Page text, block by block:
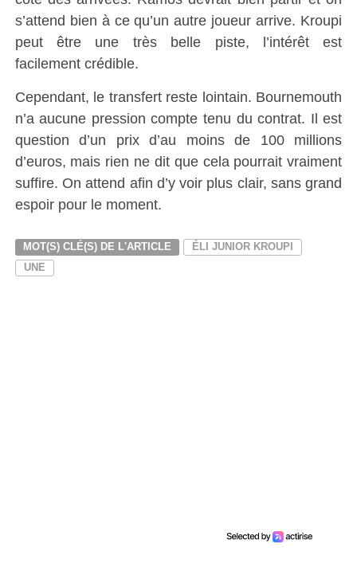
s’attend bien à ce qu’un autre joueur arrive. Kroupi
peut être une très belle piste, l’intérêt est
facilement crédible.
Cependant, le transfert reste lointain. Bournemouth
n’a aucune pression compte tenu du contrat. Il est
question d’un prix d’au moins de 100 millions
d’euros, mais rien ne dit que cela pourrait vraiment
suffire. On attend afin d’y voir plus clair, sans grand
espoir pour le moment.
MOT(S) CLÉ(S) DE L'ARTICLE
ÉLI JUNIOR KROUPI
UNE